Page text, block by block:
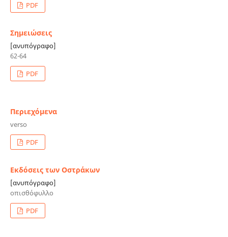
PDF
Σημειώσεις
[ανυπόγραφο]
62-64
PDF
Περιεχόμενα
verso
PDF
Εκδόσεις των Οστράκων
[ανυπόγραφο]
οπισθόφυλλο
PDF